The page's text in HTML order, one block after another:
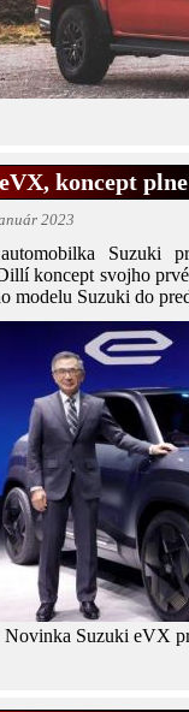
koncept
2023
Suzuki
koncept svojho
modelu Suzuki do
Novinka Suzuki eVX